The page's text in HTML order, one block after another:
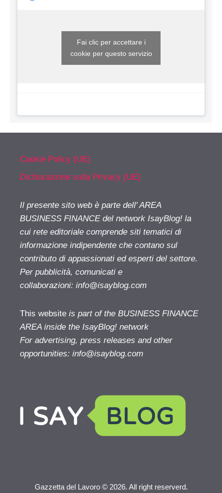
Fai clic per accettare i
cookie per questo servizio
Cookie Policy (UE)
Dichiarazione sulla Privacy (UE)
Il presente sito web è parte dell' AREA
BUSINESS FINANCE del network IsayBlog! la
cui rete editoriale comprende siti tematici di
informazione indipendente che contano sul
contributo di appassionati ed esperti del settore.
Per pubblicità, comunicati e
collaborazioni: info@isayblog.com
This website is part of the BUSINESS FINANCE
AREA inside the IsayBlog! network
For advertising, press releases and other
opportunities: info@isayblog.com
Gazzetta del Lavoro © 2026. All right reserverd.